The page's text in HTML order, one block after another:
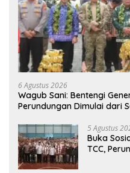
6 Agustus 2026
Wagub Sani: Bentengi
Perundungan Dimulai dari
5 Agustus
Buka
TCC,